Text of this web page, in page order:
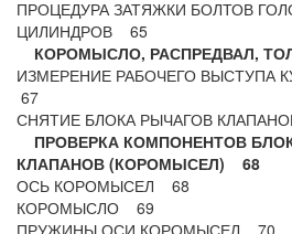
ПРОЦЕДУРА ЗАТЯЖКИ БОЛТОВ
ЦИЛИНДРОВ 65
КОРОМЫСЛО, РАСПРЕДВАЛ,
ИЗМЕРЕНИЕ РАБОЧЕГО ВЫСТУПА
67
СНЯТИЕ БЛОКА РЫЧАГОВ
ПРОВЕРКА КОМПОНЕНТОВ
КЛАПАНОВ (КОРОМЫСЕЛ) 68
ОСЬ КОРОМЫСЕЛ 68
КОРОМЫСЛО 69
ПРУЖИНЫ ОСИ КОРОМЫСЕЛ 70